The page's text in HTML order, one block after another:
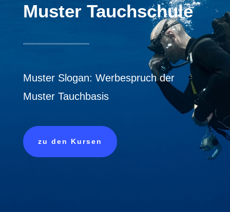
Muster Tauchschule
Muster Slogan: Werbespruch der
Muster Tauchbasis
zu den Kursen